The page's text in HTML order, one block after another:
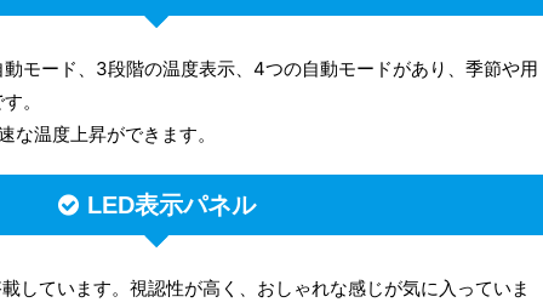
モード、3段階の温度表示、4つの自動モードがあり、季節や用
。
な温度上昇ができます。
LED表示パネル
しています。視認性が高く、おしゃれな感じが気に入っていま